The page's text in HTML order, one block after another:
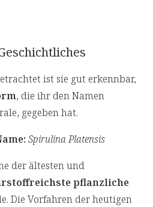
ist sie gut erkennbar,
, die ihr den Namen
gegeben hat.
Spirulina Platensis
der ältesten und
pflanzliche
Die Vorfahren der heutigen